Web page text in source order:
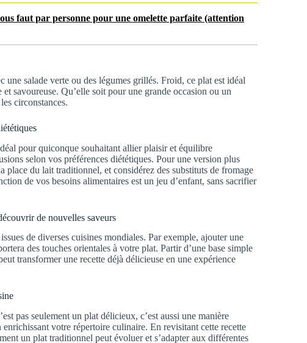
faut par personne pour une omelette parfaite (attention
une salade verte ou des légumes grillés. Froid, ce plat est idéal
savoureuse. Qu’elle soit pour une grande occasion ou un
circonstances.
pour quiconque souhaitant allier plaisir et équilibre
selon vos préférences diététiques. Pour une version plus
place du lait traditionnel, et considérez des substituts de fromage
de vos besoins alimentaires est un jeu d’enfant, sans sacrifier
de nouvelles saveurs
de diverses cuisines mondiales. Par exemple, ajouter une
des touches orientales à votre plat. Partir d’une base simple
transformer une recette déjà délicieuse en une expérience
pas seulement un plat délicieux, c’est aussi une manière
votre répertoire culinaire. En revisitant cette recette
un plat traditionnel peut évoluer et s’adapter aux différentes